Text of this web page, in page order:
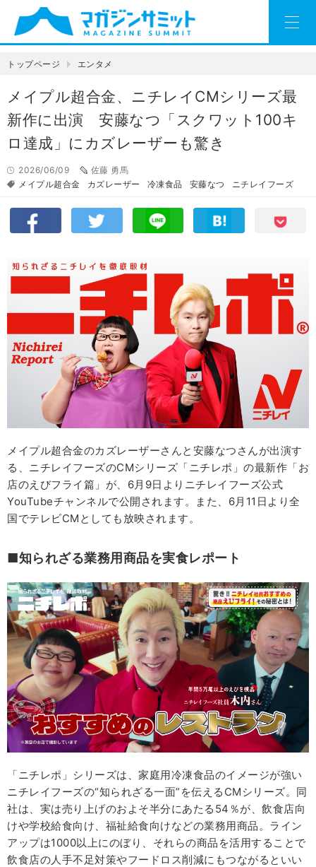
トップページ エンタメ
メイプル超合金、ニチレイCMシリーズ最
新作に出演 安藤なつ「スクワット100キ
ロ達成」にカズレーザーも驚き
2026/06/09
佐藤 勇馬
メイプル超合金
カズレーザー 冷凍食品 安藤なつ ニチレイフーズ
メイプル超合金のカズレーザーさんと安藤なつさんが出演す
る、ニチレイフーズのCMシリーズ「ニチレポ」の最新作「お
店のえびフライ篇」が、6月9日よりニチレイフーズ公式
YouTubeチャンネルで公開されます。また、6月11日より全
国でテレビCMとしても放映されます。
■知られざる業務用商品を実食レポート
「ニチレポ」シリーズは、家庭用冷凍食品のイメージが強い
ニチレイフーズの“知られざる一面”を伝えるCMシリーズ。同
社は、実は売り上げのおよそ半分にあたる54％が、飲食店向
けや学校給食向け、福祉給食向けなどの業務用商品。ライン
アップは1000以上にのぼり、それらの商品を活用することで
飲食店の人手不足対策やフードロス削減にもつながるといい